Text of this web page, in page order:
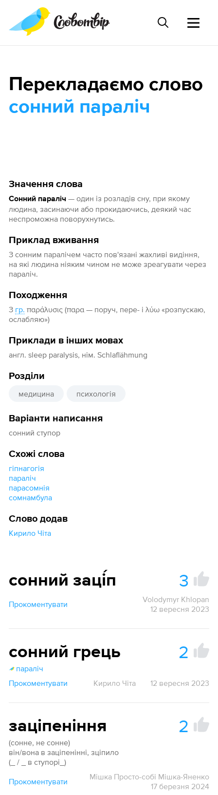
Значення слова
Сонний параліч — один із розладів сну, при якому
людина, засинаючи або прокидаючись, деякий час
неспроможна поворухнутись.
Приклад вживання
З сонним паралічем часто пов'язані жахливі видіння,
на які людина ніяким чином не може зреагувати через
параліч.
Походження
З гр. παράλυσις (παρα — поруч, пере- і λύω «розпускаю,
ослабляю»)
Приклади в інших мовах
англ. sleep paralysis, нім. Schlaflähmung
Розділи
медицина психологія
Варіанти написання
сонний ступор
Схожі слова
гіпнагогія
параліч
парасомнія
сомнамбула
Слово додав
Кирило Чіта
Перекладаємо слово
сонний параліч
сонний заці́п 3
Прокоментувати
Volodymyr Khlopan
12 вересня 2023
сонний грець 2
параліч
Прокоментувати
Кирило Чіта 12 вересня 2023
заціпеніння 2
(сонне, не сонне)
він/вона в заціпенінні, зціпило
(_ / _ в ступорі_)
Прокоментувати
Мішка Просто-собі Мішка-Яненко
17 березня 2024